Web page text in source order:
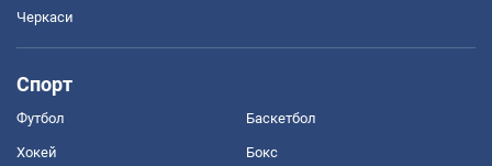
Черкаси
Спорт
Футбол Баскетбол
Хокей Бокс